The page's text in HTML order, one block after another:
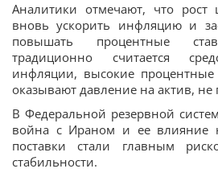
Аналитики отмечают, что
вновь ускорить инфляцию и
повышать процентные
традиционно считается
инфляции, высокие процентные
оказывают давление на актив,
В Федеральной резервной
война с Ираном и ее
поставки стали главным
стабильности.